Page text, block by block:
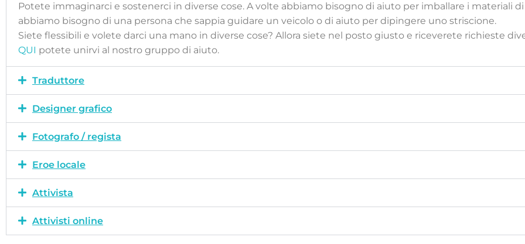
Potete immaginarci e sostenerci in diverse cose. A volte abbiamo bisogno di aiuto per imballare i materiali
abbiamo bisogno di una persona che sappia guidare un veicolo o di aiuto per dipingere uno striscione.
Siete flessibili e volete darci una mano in diverse cose? Allora siete nel posto giusto e riceverete richieste
QUI potete unirvi al nostro gruppo di aiuto.
Traduttore
Designer grafico
Fotografo / regista
Eroe locale
Attivista
Attivisti online